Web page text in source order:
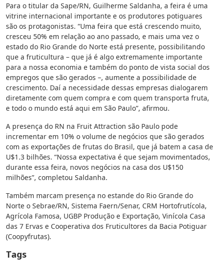
Para o titular da Sape/RN, Guilherme Saldanha, a feira é uma
vitrine internacional importante e os produtores potiguares
são os protagonistas. “Uma feira que está crescendo muito,
cresceu 50% em relação ao ano passado, e mais uma vez o
estado do Rio Grande do Norte está presente, possibilitando
que a fruticultura – que já é algo extremamente importante
para a nossa economia e também do ponto de vista social dos
empregos que são gerados –, aumente a possibilidade de
crescimento. Daí a necessidade dessas empresas dialogarem
diretamente com quem compra e com quem transporta fruta,
e todo o mundo está aqui em São Paulo”, afirmou.
A presença do RN na Fruit Attraction são Paulo pode
incrementar em 10% o volume de negócios que são gerados
com as exportações de frutas do Brasil, que já batem a casa de
U$1.3 bilhões. “Nossa expectativa é que sejam movimentados,
durante essa feira, novos negócios na casa dos U$150
milhões”, completou Saldanha.
Também marcam presença no estande do Rio Grande do
Norte o Sebrae/RN, Sistema Faern/Senar, CRM Hortofrutícola,
Agrícola Famosa, UGBP Produção e Exportação, Vinícola Casa
das 7 Ervas e Cooperativa dos Fruticultores da Bacia Potiguar
(Coopyfrutas).
Tags